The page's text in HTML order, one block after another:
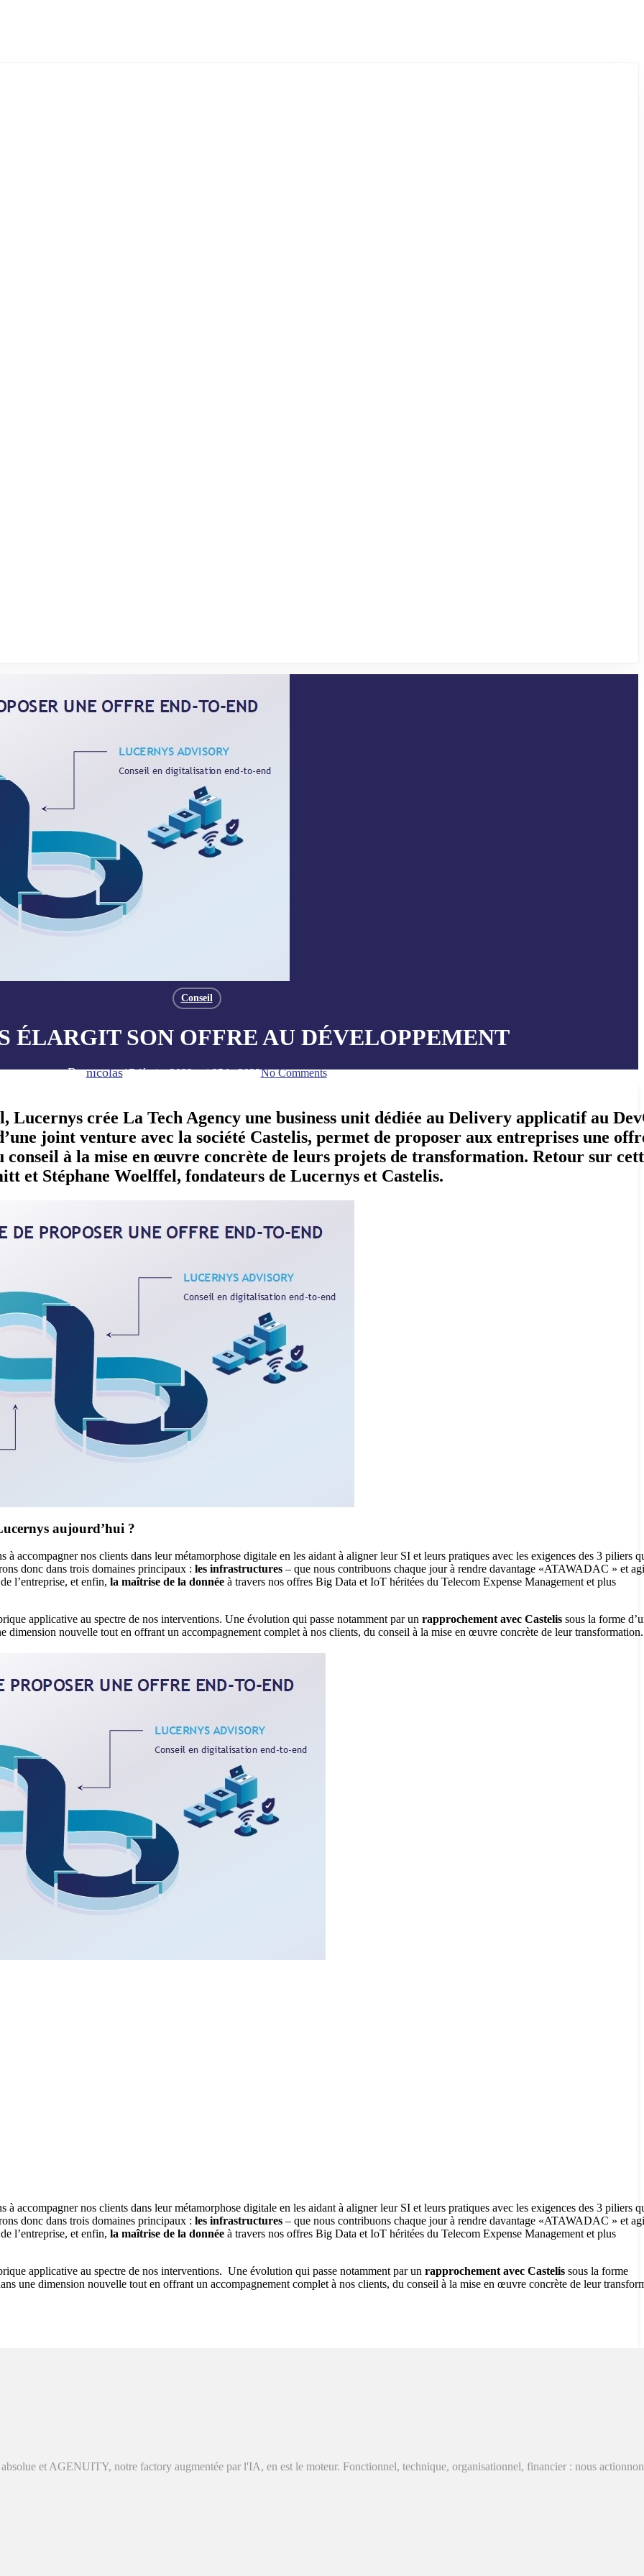
Conseil
ÉLARGIT SON OFFRE AU DÉVELOPPEMENT
By nicolas17 février 2022mai 25th, 2022No Comments
Lucernys crée La Tech Agency une business unit dédiée au Delivery applicatif au
joint venture avec la société Castelis, permet de proposer aux entreprises une
conseil à la mise en œuvre concrète de leurs projets de transformation. Retour sur
et Stéphane Woelffel, fondateurs de Lucernys et Castelis.
aujourd’hui ?
à accompagner nos clients dans leur métamorphose digitale en les aidant à aligner leur SI et leurs pratiques avec les exigences des 3 piliers
donc dans trois domaines principaux : les infrastructures – que nous contribuons chaque jour à rendre davantage «ATAWADAC » et
l’entreprise, et enfin, la maîtrise de la donnée à travers nos offres Big Data et IoT héritées du Telecom Expense Management et plus
applicative au spectre de nos interventions. Une évolution qui passe notamment par un rapprochement avec Castelis sous la forme
dimension nouvelle tout en offrant un accompagnement complet à nos clients, du conseil à la mise en œuvre concrète de leur transformation.
à accompagner nos clients dans leur métamorphose digitale en les aidant à aligner leur SI et leurs pratiques avec les exigences des 3 piliers
donc dans trois domaines principaux : les infrastructures – que nous contribuons chaque jour à rendre davantage «ATAWADAC » et
l’entreprise, et enfin, la maîtrise de la donnée à travers nos offres Big Data et IoT héritées du Telecom Expense Management et plus
applicative au spectre de nos interventions. Une évolution qui passe notamment par un rapprochement avec Castelis sous la forme
une dimension nouvelle tout en offrant un accompagnement complet à nos clients, du conseil à la mise en œuvre concrète de leur
et AGENUITY, notre factory augmentée par l'IA, en est le moteur. Fonctionnel, technique, organisationnel, financier : nous